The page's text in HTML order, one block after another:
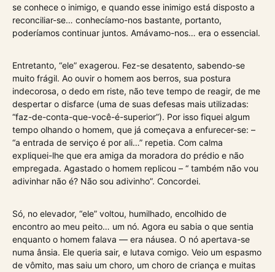
se conhece o inimigo, e quando esse inimigo está disposto a
reconciliar-se… conhecíamo-nos bastante, portanto,
poderíamos continuar juntos. Amávamo-nos… era o essencial.
Entretanto, “ele” exagerou. Fez-se desatento, sabendo-se
muito frágil. Ao ouvir o homem aos berros, sua postura
indecorosa, o dedo em riste, não teve tempo de reagir, de me
despertar o disfarce (uma de suas defesas mais utilizadas:
“faz-de-conta-que-você-é-superior”). Por isso fiquei algum
tempo olhando o homem, que já começava a enfurecer-se: –
“a entrada de serviço é por ali…” repetia. Com calma
expliquei-lhe que era amiga da moradora do prédio e não
empregada. Agastado o homem replicou – “ também não vou
adivinhar não é? Não sou adivinho”. Concordei.
Só, no elevador, “ele” voltou, humilhado, encolhido de
encontro ao meu peito… um nó. Agora eu sabia o que sentia
enquanto o homem falava — era náusea. O nó apertava-se
numa ânsia. Ele queria sair, e lutava comigo. Veio um espasmo
de vômito, mas saiu um choro, um choro de criança e muitas